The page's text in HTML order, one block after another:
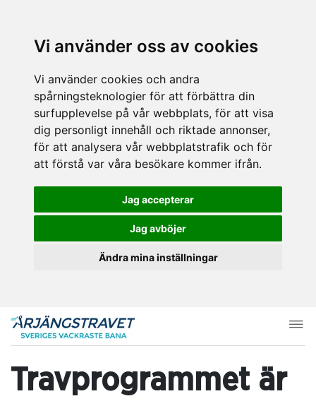
Vi använder oss av cookies
Vi använder cookies och andra
spårningsteknologier för att förbättra din
surfupplevelse på vår webbplats, för att visa
dig personligt innehåll och riktade annonser,
för att analysera vår webbplatstrafik och för
att förstå var våra besökare kommer ifrån.
Jag accepterar
Jag avböjer
Ändra mina inställningar
Travprogrammet är